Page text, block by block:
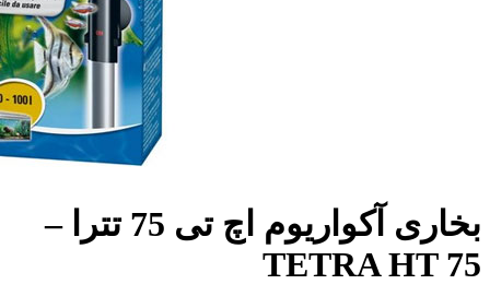
بخاری آکواریوم اچ تی 75 تترا –
TETRA HT 75